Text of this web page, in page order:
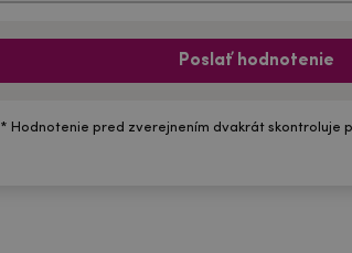
Poslať hodnotenie
* Hodnotenie pred zverejnením dvakrát skontroluje